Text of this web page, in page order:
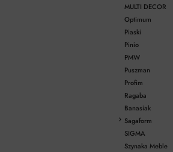
MULTI DECOR
Optimum
Piaski
Pinio
PMW
Puszman
Profim
Ragaba
Banasiak
Sagaform
SIGMA
Szynaka Meble